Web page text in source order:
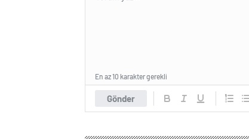
Gönder
En az 10 karakter gerekli